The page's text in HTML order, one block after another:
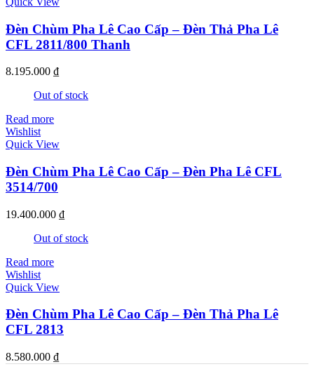
Đèn Chùm Pha Lê Cao Cấp – Đèn Thả Pha Lê
CFL 2811/800 Thanh
8.195.000 ₫
Out of stock
Read more
Wishlist
Quick View
Đèn Chùm Pha Lê Cao Cấp – Đèn Pha Lê CFL
3514/700
19.400.000 ₫
Out of stock
Read more
Wishlist
Quick View
Đèn Chùm Pha Lê Cao Cấp – Đèn Thả Pha Lê
CFL 2813
8.580.000 ₫